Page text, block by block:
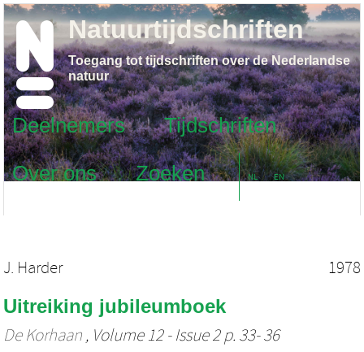
Deelnemers
Tijdschriften
Over ons
Zoeken NL EN
Natuurtijdschriften
Toegang tot tijdschriften over de Nederlandse
natuur
J. Harder 1978
Uitreiking jubileumboek
De Korhaan , Volume 12 - Issue 2 p. 33- 36